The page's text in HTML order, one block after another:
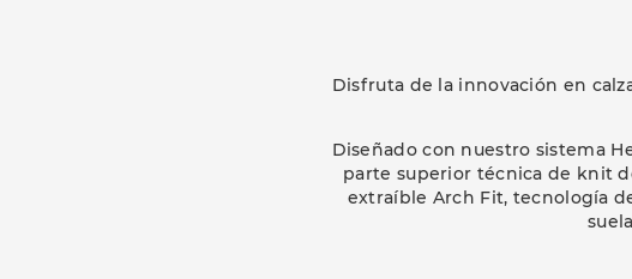
Disfruta de la innovación en
Diseñado con nuestro sistema
parte superior técnica de knit
extraíble Arch Fit, tecnología